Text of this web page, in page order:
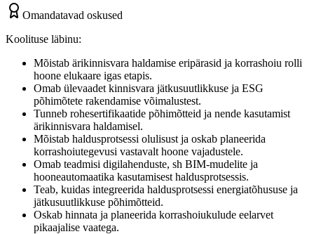
Omandatavad oskused
Koolituse läbinu:
Mõistab ärikinnisvara haldamise eripärasid ja korrashoiu rolli
hoone elukaare igas etapis.
Omab ülevaadet kinnisvara jätkusuutlikkuse ja ESG
põhimõtete rakendamise võimalustest.
Tunneb rohesertifikaatide põhimõtteid ja nende kasutamist
ärikinnisvara haldamisel.
Mõistab haldusprotsessi olulisust ja oskab planeerida
korrashoiutegevusi vastavalt hoone vajadustele.
Omab teadmisi digilahenduste, sh BIM-mudelite ja
hooneautomaatika kasutamisest haldusprotsessis.
Teab, kuidas integreerida haldusprotsessi energiatõhususe ja
jätkusuutlikkuse põhimõtteid.
Oskab hinnata ja planeerida korrashoiukulude eelarvet
pikaajalise vaatega.